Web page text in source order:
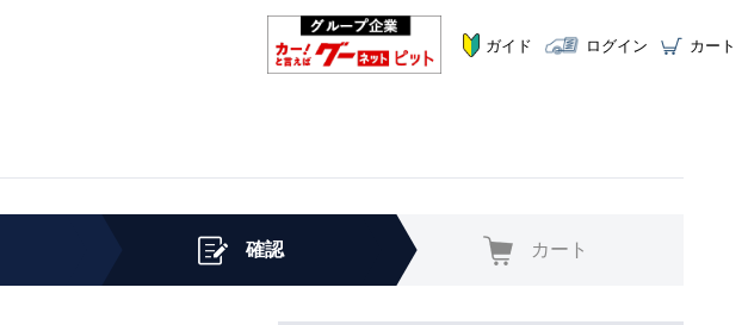
ガイド ログイン カート
確認 カート